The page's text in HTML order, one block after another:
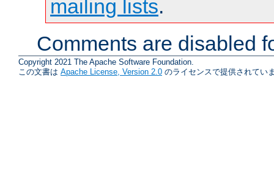
mailing lists.
Comments are disabled
Copyright 2021 The Apache Software Foundation.
この文書は Apache License, Version 2.0 のライセンスで提供されてい